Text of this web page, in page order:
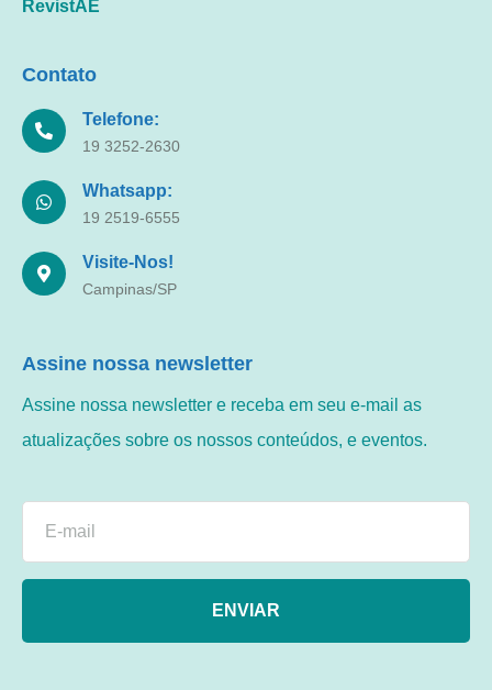
RevistAE
Contato
Telefone:
19 3252-2630
Whatsapp:
19 2519-6555
Visite-Nos!
Campinas/SP
Assine nossa newsletter
Assine nossa newsletter e receba em seu e-mail as
atualizações sobre os nossos conteúdos, e eventos.
ENVIAR